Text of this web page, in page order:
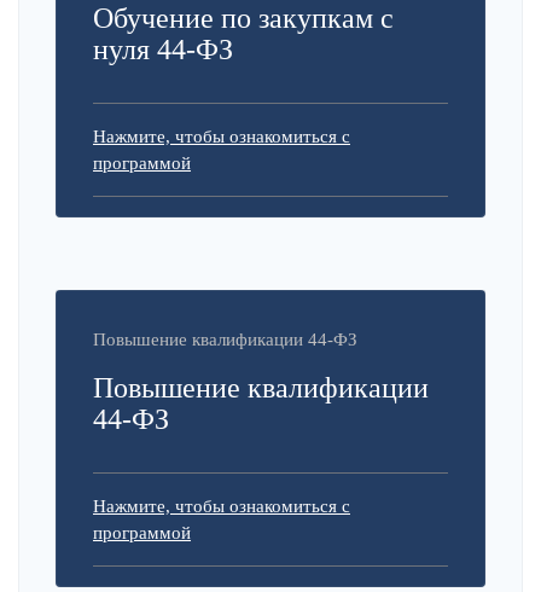
Обучение по закупкам с
нуля 44-ФЗ
Нажмите, чтобы ознакомиться с
программой
Повышение квалификации 44-ФЗ
Повышение квалификации
44-ФЗ
Нажмите, чтобы ознакомиться с
программой